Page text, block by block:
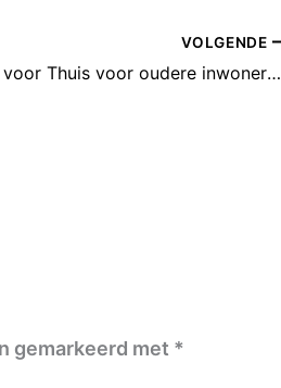
VOLGENDE
Tas voor Thuis voor oudere inwoners bezorgt een glimlach aan huis
gemarkeerd met *